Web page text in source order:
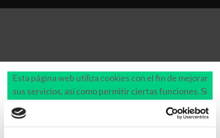
Esta página web utiliza cookies con el fin de mejorar
sus servicios, así como permitir ciertas funciones. Si
continúa navegando acepta el uso de éstas. Puede
cambiar la configuración u obtener más información
enpolítica de cookies. Si lo desea, también puede